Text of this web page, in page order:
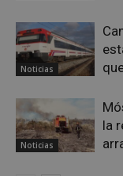
Noticias
Noticias
la